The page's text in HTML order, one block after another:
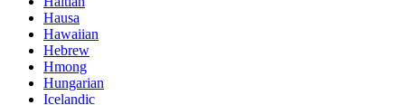
Hausa
Hawaiian
Hebrew
Hmong
Hungarian
Icelandic